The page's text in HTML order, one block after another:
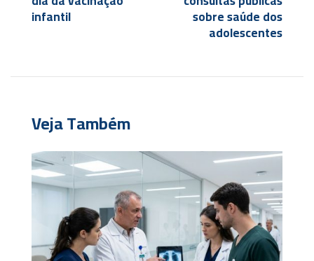
infantil sobre saúde dos
adolescentes
Veja Também